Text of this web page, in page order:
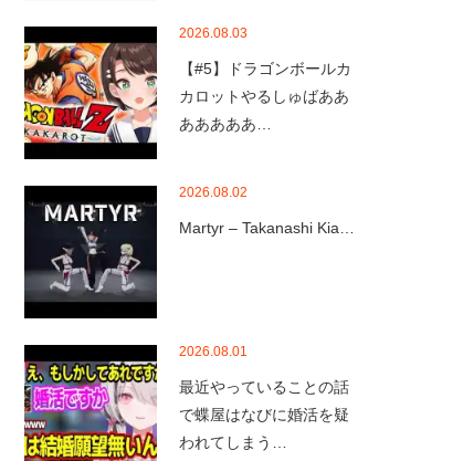
2026.08.03
【#5】ドラゴンボールカ
カロットやるしゅばああ
あああああ…
2026.08.02
Martyr – Takanashi Kia…
2026.08.01
最近やっていることの話
で蝶屋はなびに婚活を疑
われてしまう…